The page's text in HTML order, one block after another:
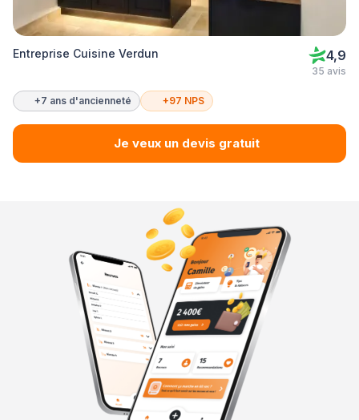
Entreprise Cuisine Verdun 4,9
35 avis
+7 ans d'ancienneté +97 NPS
Je veux un devis gratuit